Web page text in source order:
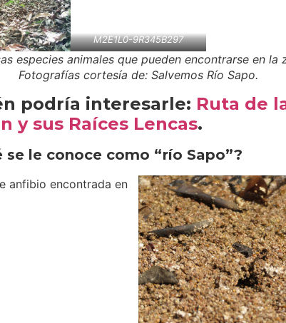
M2E1L0-9R345B297
especies animales que pueden encontrarse en la
Fotografías cortesía de: Salvemos Río Sapo.
podría interesarle: Ruta de
y sus Raíces Lencas.
se le conoce como “río Sapo”?